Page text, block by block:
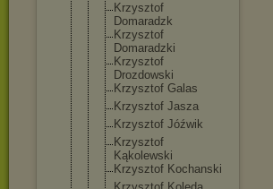
Krzysztof
Domaradzk
Krzysztof
Domaradzki
Krzysztof
Drozdowski
Krzysztof Galas
Krzysztof Jasza
Krzysztof Jóźwik
Krzysztof
Kąkolewski
Krzysztof Kochanski